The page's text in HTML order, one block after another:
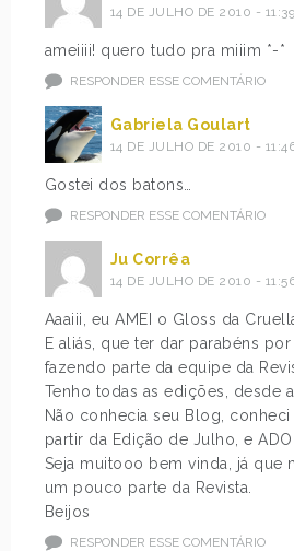
14 DE JULHO DE 2010 - 11:39
ameiiii! quero tudo pra miiim *-*
RESPONDER ESSE COMENTÁRIO
Gabriela Goulart
14 DE JULHO DE 2010 -
Gostei dos batons…
RESPONDER ESSE COMENTÁRIO
Ju Corrêa
14 DE JULHO DE 2010 -
Aaaiii, eu AMEI o Gloss da
E aliás, que ter dar parabéns por
fazendo parte da equipe da
Tenho todas as edições, desde
Não conhecia seu Blog, conheci
partir da Edição de Julho, e
Seja muitooo bem vinda, já que
um pouco parte da Revista.
Beijos
RESPONDER ESSE COMENTÁRIO